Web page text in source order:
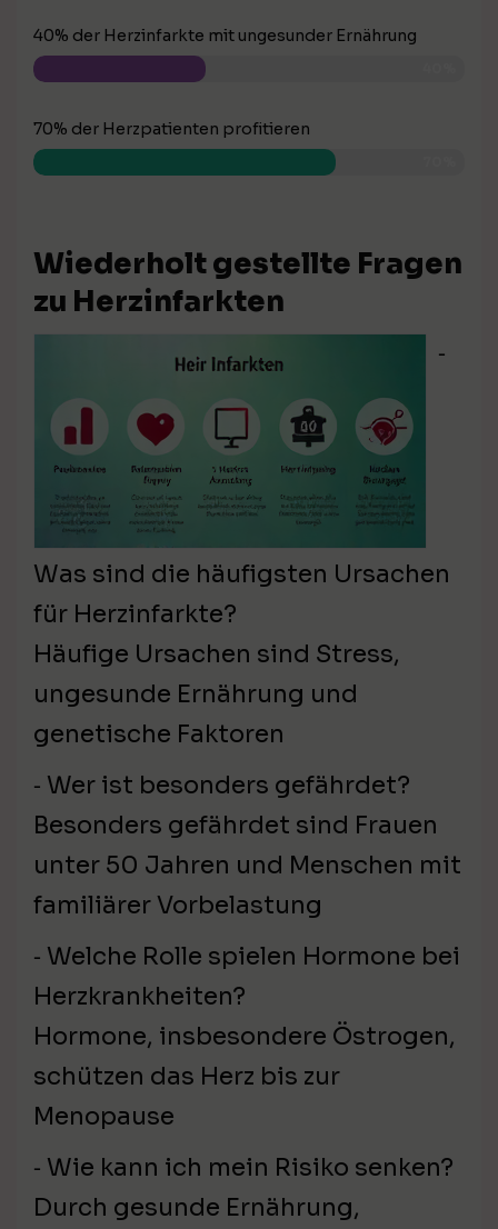
40% der Herzinfarkte mit ungesunder Ernährung
70% der Herzpatienten profitieren
Wiederholt gestellte Fragen
zu Herzinfarkten
⁃
Was sind die häufigsten Ursachen
für Herzinfarkte?
Häufige Ursachen sind Stress,
ungesunde Ernährung und
genetische Faktoren
⁃ Wer ist besonders gefährdet?
Besonders gefährdet sind Frauen
unter 50 Jahren und Menschen mit
familiärer Vorbelastung
⁃ Welche Rolle spielen Hormone bei
Herzkrankheiten?
Hormone, insbesondere Östrogen,
schützen das Herz bis zur
Menopause
⁃ Wie kann ich mein Risiko senken?
Durch gesunde Ernährung,